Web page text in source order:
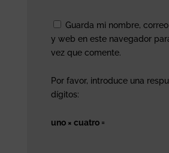
Guarda mi nombre,
y web en este navegador
vez que comente.
Por favor, introduce una
dígitos:
uno × cuatro =